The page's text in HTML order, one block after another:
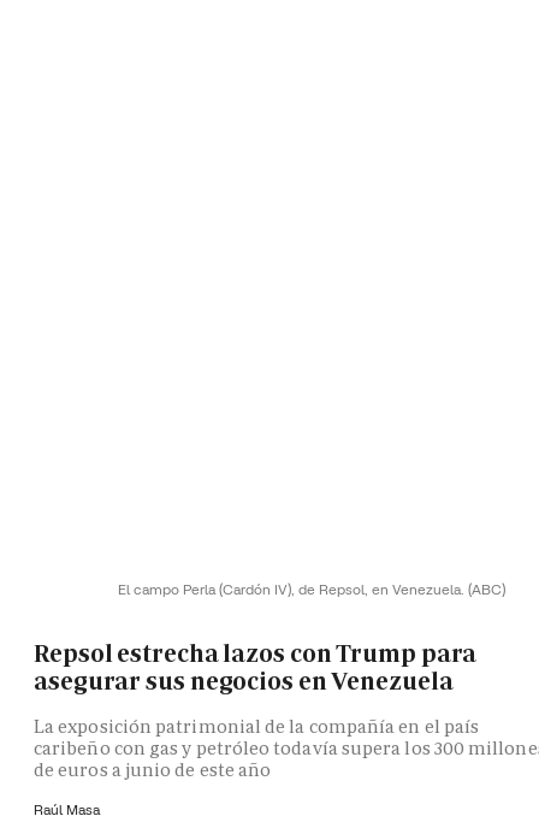
El campo Perla (Cardón IV), de Repsol, en Venezuela. (ABC)
Repsol estrecha lazos con Trump para
asegurar sus negocios en Venezuela
La exposición patrimonial de la compañía en el país
caribeño con gas y petróleo todavía supera los 300
de euros a junio de este año
Raúl Masa